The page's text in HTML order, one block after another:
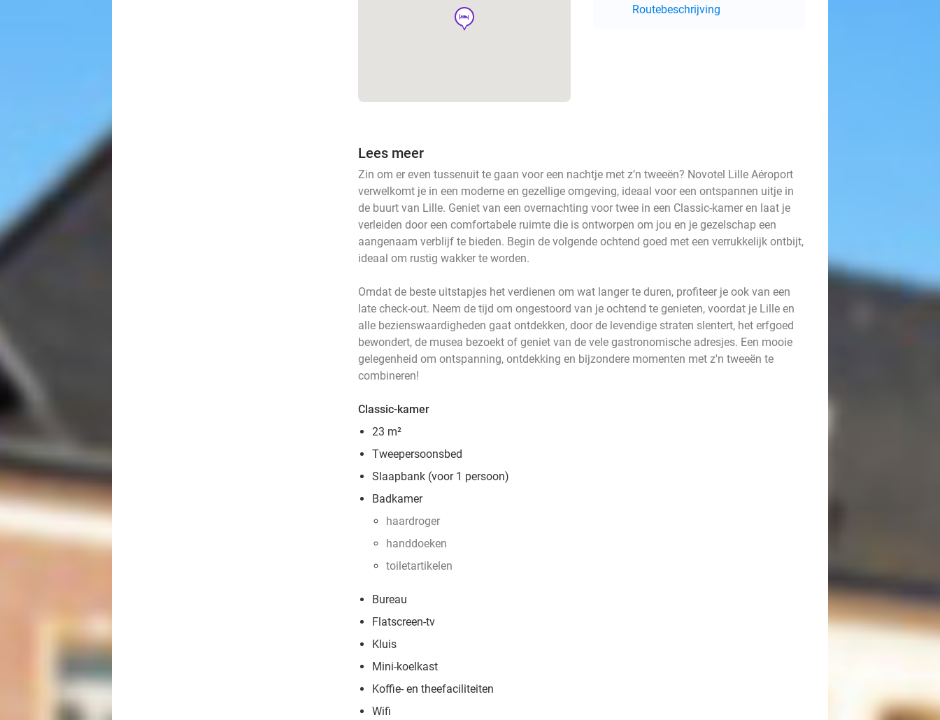
hotel
Routebeschrijving
Lees meer
Zin om er even tussenuit te gaan voor een nachtje met z’n tweeën? Novotel Lille Aéroport
verwelkomt je in een moderne en gezellige omgeving, ideaal voor een ontspannen uitje in
de buurt van Lille. Geniet van een overnachting voor twee in een Classic-kamer en laat je
verleiden door een comfortabele ruimte die is ontworpen om jou en je gezelschap een
aangenaam verblijf te bieden. Begin de volgende ochtend goed met een verrukkelijk ontbijt,
ideaal om rustig wakker te worden.
Omdat de beste uitstapjes het verdienen om wat langer te duren, profiteer je ook van een
late check-out. Neem de tijd om ongestoord van je ochtend te genieten, voordat je Lille en
alle bezienswaardigheden gaat ontdekken, door de levendige straten slentert, het erfgoed
bewondert, de musea bezoekt of geniet van de vele gastronomische adresjes. Een mooie
gelegenheid om ontspanning, ontdekking en bijzondere momenten met z'n tweeën te
combineren!
Classic-kamer
23 m²
Tweepersoonsbed
Slaapbank (voor 1 persoon)
Badkamer
haardroger
handdoeken
toiletartikelen
Bureau
Flatscreen-tv
Kluis
Mini-koelkast
Koffie- en theefaciliteiten
Wifi